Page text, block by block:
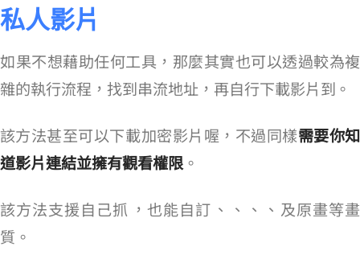
私人影片
如果不想藉助任何工具，那麼其實也可以透過較為複
雜的執行流程，找到 Vimeo 串流地址，再自行下載 Vimeo 影片到 Window/Mac。
該方法甚至可以下載 Vimeo 加密影片喔，不過同樣需要你知
道影片連結並擁有觀看權限。
該方法支援自己抓 Vimeo MP4，也能自訂 240p、360p、540p、720p、1080p 及原畫等畫
質。